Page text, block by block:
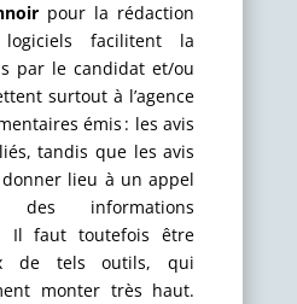
pour la rédaction
facilitent la
par le candidat et/ou
surtout à l’agence
émis : les avis
tandis que les avis
lieu à un appel
informations
Il faut toutefois être
de tels outils, qui
monter très haut.